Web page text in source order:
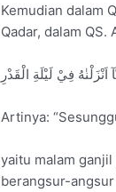
Kemudian dalam
Qadar, dalam QS.
اَنْزَلْنٰهُ فِيْ لَيْلَةِ الْقَدْرِ
Artinya:
yaitu malam
berangsur-